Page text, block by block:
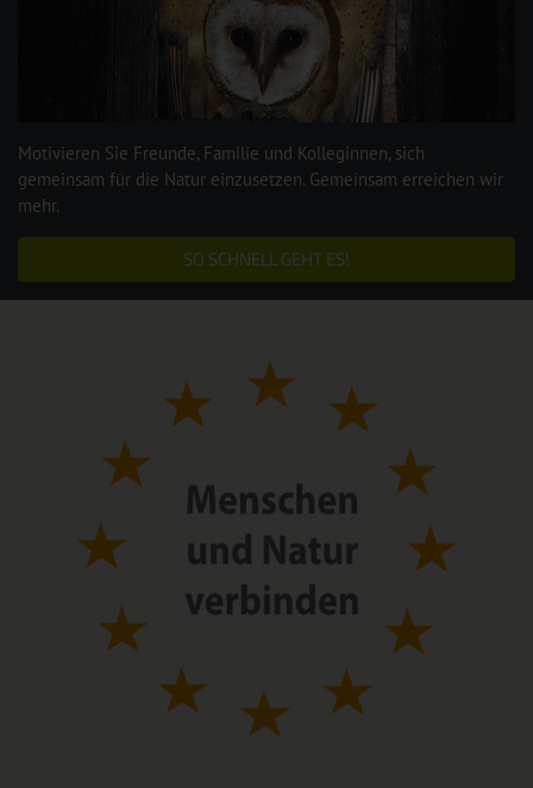
Motivieren Sie Freunde, Familie und Kolleginnen, sich
gemeinsam für die Natur einzusetzen. Gemeinsam erreichen wir
mehr.
SO SCHNELL GEHT ES!